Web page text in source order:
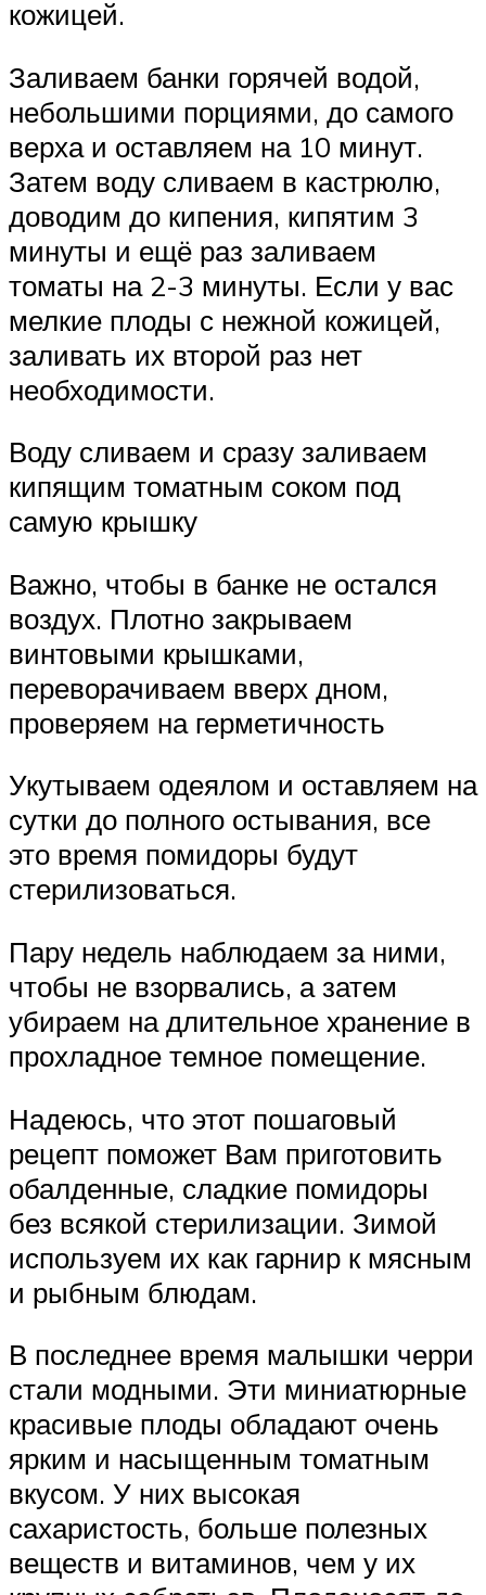
кожицей.
Заливаем банки горячей водой,
небольшими порциями, до самого
верха и оставляем на 10 минут.
Затем воду сливаем в кастрюлю,
доводим до кипения, кипятим 3
минуты и ещё раз заливаем
томаты на 2-3 минуты. Если у вас
мелкие плоды с нежной кожицей,
заливать их второй раз нет
необходимости.
Воду сливаем и сразу заливаем
кипящим томатным соком под
самую крышку
Важно, чтобы в банке не остался
воздух. Плотно закрываем
винтовыми крышками,
переворачиваем вверх дном,
проверяем на герметичность
Укутываем одеялом и оставляем на
сутки до полного остывания, все
это время помидоры будут
стерилизоваться.
Пару недель наблюдаем за ними,
чтобы не взорвались, а затем
убираем на длительное хранение в
прохладное темное помещение.
Надеюсь, что этот пошаговый
рецепт поможет Вам приготовить
обалденные, сладкие помидоры
без всякой стерилизации. Зимой
используем их как гарнир к мясным
и рыбным блюдам.
В последнее время малышки черри
стали модными. Эти миниатюрные
красивые плоды обладают очень
ярким и насыщенным томатным
вкусом. У них высокая
сахаристость, больше полезных
веществ и витаминов, чем у их